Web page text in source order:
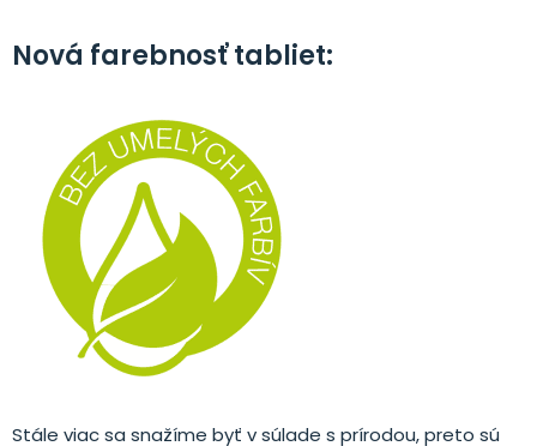
Nová farebnosť tabliet:
Stále viac sa snažíme byť v súlade s prírodou, preto sú